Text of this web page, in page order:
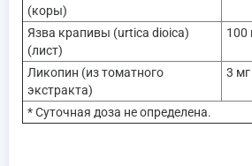
(коры)
Язва крапивы (urtica dioica)
(лист)
100
Ликопин (из томатного
экстракта)
3 мг
* Суточная доза не определена.